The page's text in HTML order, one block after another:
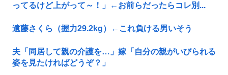
ってるけど上がって～！」←お前らだったらコレ別...
遠藤さくら（握力29.2kg）←これ負ける男いそう
夫「同居して親の介護を…」嫁「自分の親がいびられる
姿を見たければどうぞ？」